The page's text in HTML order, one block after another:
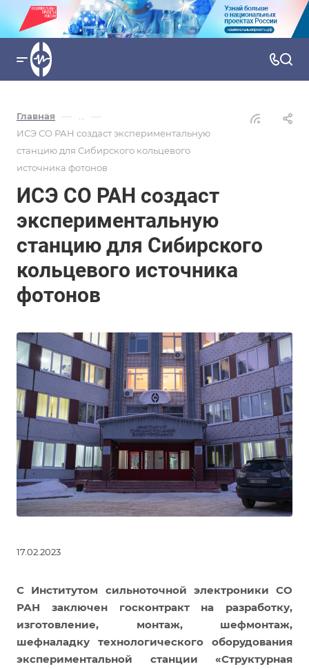
Главная — ... —
ИСЭ СО РАН создаст экспериментальную
станцию для Сибирского кольцевого
источника фотонов
ИСЭ СО РАН создаст
экспериментальную
станцию для Сибирского
кольцевого источника
фотонов
17.02.2023
С Институтом сильноточной электроники СО
РАН заключен госконтракт на разработку,
изготовление, монтаж, шефмонтаж,
шефналадку технологического оборудования
экспериментальной станции «Структурная